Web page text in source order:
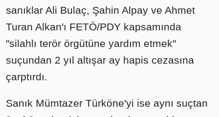
sanıklar Ali Bulaç, Şahin Alpay ve Ahmet
Turan Alkan'ı FETÖ/PDY kapsamında
"silahlı terör örgütüne yardım etmek"
suçundan 2 yıl altışar ay hapis cezasına
çarptırdı.
Sanık Mümtazer Türköne'yi ise aynı suçtan